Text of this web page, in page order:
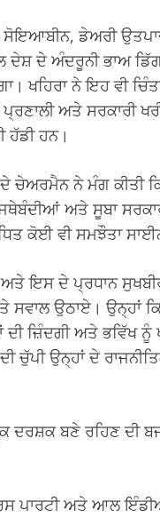
ਸੋਇਆਬੀਨ, ਡੇਅਰੀ
ਦੇਸ਼ ਦੇ ਅੰਦਰੂਨੀ ਭਾਅ
ਖਹਿਰਾ ਨੇ ਇਹ ਵੀ
ਅਤੇ ਸਰਕਾਰੀ
ਹੱਡੀ ਹਨ।
ਨੇ ਮੰਗ ਕੀਤੀ
ਅਤੇ ਸੂਬਾ
ਕੋਈ ਵੀ ਸਮਝੌਤਾ
ਇਸ ਦੇ ਪ੍ਰਧਾਨ
ਸਵਾਲ ਉਠਾਏ। ਉਨ੍ਹਾਂ
ਦੀ ਜ਼ਿੰਦਗੀ ਅਤੇ
ਚੁੱਪੀ ਉਨ੍ਹਾਂ ਦੇ
ਦਰਸ਼ਕ ਬਣੇ ਰਹਿਣ ਦੀ
ਪਾਰਟੀ ਅਤੇ ਆਲ